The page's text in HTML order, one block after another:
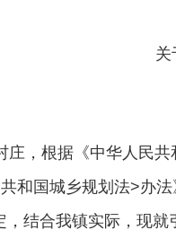
关
，根据《中华人民
和国城乡规划法>办
结合我镇实际，现就